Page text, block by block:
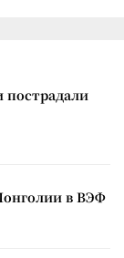
пострадали
в ВЭФ